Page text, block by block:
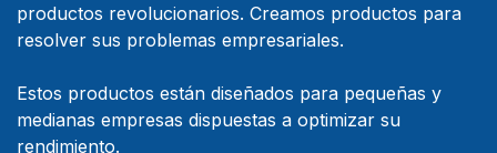
productos revolucionarios. Creamos productos para
resolver sus problemas empresariales.
Estos productos están diseñados para pequeñas y
medianas empresas dispuestas a optimizar su
rendimiento.